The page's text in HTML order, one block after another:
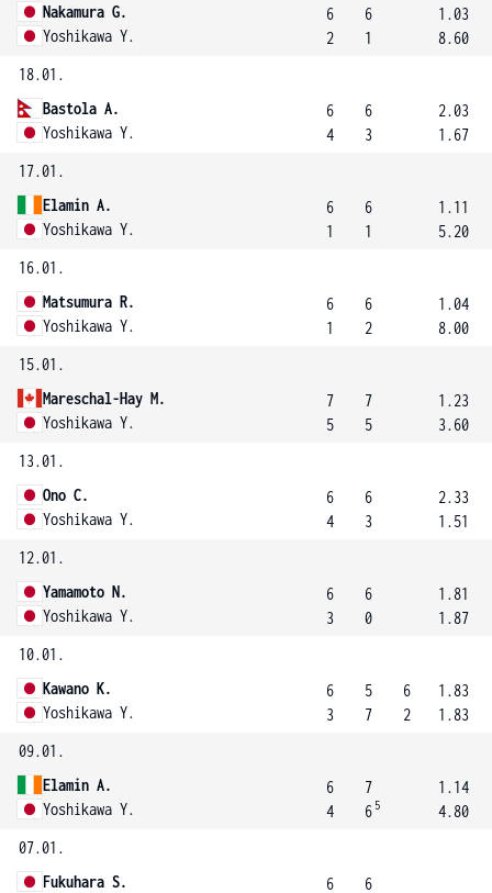
Nakamura G.
Yoshikawa Y.
6
2
6
1
1.03
8.60
18.01.
Bastola A.
Yoshikawa Y.
6
4
6
3
2.03
1.67
17.01.
Elamin A.
Yoshikawa Y.
6
1
6
1
1.11
5.20
16.01.
Matsumura R.
Yoshikawa Y.
6
1
6
2
1.04
8.00
15.01.
Mareschal-Hay M.
Yoshikawa Y.
7
5
7
5
1.23
3.60
13.01.
Ono C.
Yoshikawa Y.
6
4
6
3
2.33
1.51
12.01.
Yamamoto N.
Yoshikawa Y.
6
3
6
0
1.81
1.87
10.01.
Kawano K.
Yoshikawa Y.
6
3
5
7
6
2
1.83
1.83
09.01.
Elamin A.
Yoshikawa Y.
6
4
7
6 5
1.14
4.80
07.01.
Fukuhara S.
6
6